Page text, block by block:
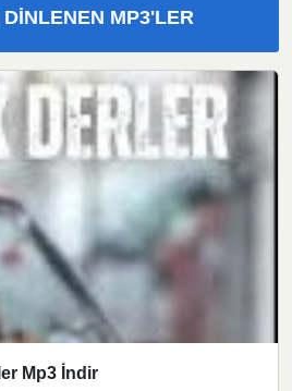
MP3'LER
Mp3 İndir